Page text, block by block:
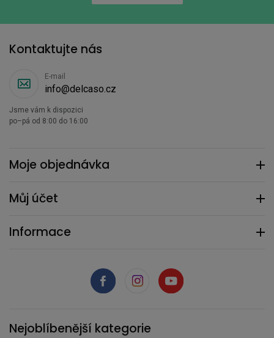
Moje objednávka
Můj účet
Informace
Kontaktujte nás
E-mail
info@delcaso.cz
Jsme vám k dispozici
po–pá od 8:00 do 16:00
Nejoblíbenější kategorie